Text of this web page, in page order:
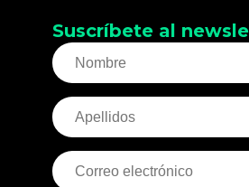
Suscríbete al